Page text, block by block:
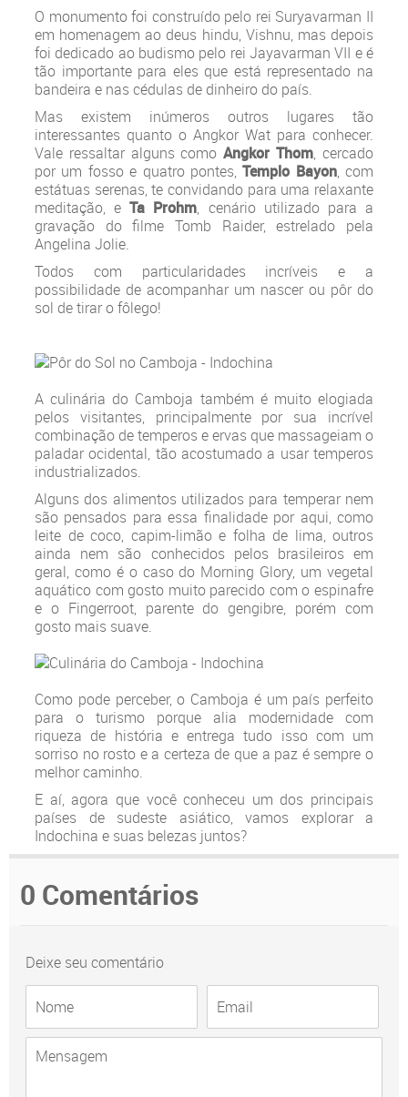
O monumento foi construído pelo rei Suryavarman II
em homenagem ao deus hindu, Vishnu, mas depois
foi dedicado ao budismo pelo rei Jayavarman VII e é
tão importante para eles que está representado na
bandeira e nas cédulas de dinheiro do país.
Mas existem inúmeros outros lugares tão
interessantes quanto o Angkor Wat para conhecer.
Vale ressaltar alguns comoAngkor Thom, cercado
por um fosso e quatro pontes,Templo Bayon, com
estátuas serenas, te convidando para uma relaxante
meditação, eTa Prohm, cenário utilizado para a
gravação do filme Tomb Raider, estrelado pela
Angelina Jolie.
Todos com particularidades incríveis e a
possibilidade de acompanhar um nascer ou pôr do
sol de tirar o fôlego!
A culinária do Camboja também é muito elogiada
pelos visitantes, principalmente por sua incrível
combinação de temperos e ervas que massageiam o
paladar ocidental, tão acostumado a usar temperos
industrializados.
Alguns dos alimentos utilizados para temperar nem
são pensados para essa finalidade por aqui, como
leite de coco, capim-limão e folha de lima, outros
ainda nem são conhecidos pelos brasileiros em
geral, como é o caso do Morning Glory, um vegetal
aquático com gosto muito parecido com o espinafre
e o Fingerroot, parente do gengibre, porém com
gosto mais suave.
Como pode perceber, o Camboja é um país perfeito
para o turismo porque alia modernidade com
riqueza de história e entrega tudo isso com um
sorriso no rosto e a certeza de que a paz é sempre o
melhor caminho.
E aí, agora que você conheceu um dos principais
países de sudeste asiático, vamos explorar a
Indochina e suas belezas juntos?
0 Comentários
Deixe seu comentário